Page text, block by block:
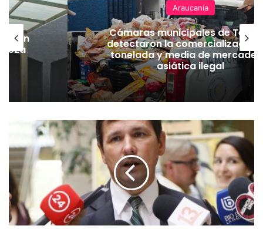
Araucanía
Cámaras municipales de
detectaron la comercialización
tonelada y media de
asiática ilegal
p
u
t
d
o
J